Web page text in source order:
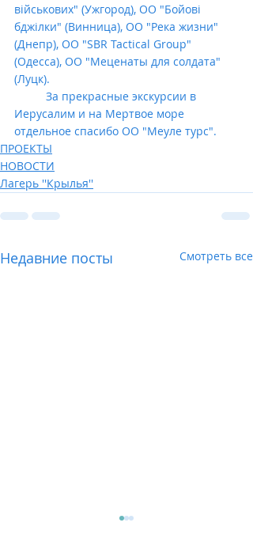
військових" (Ужгород), ОО "Бойові
бджілки" (Винница), ОО "Река жизни"
(Днепр), ОО "SBR Tactical Group"
(Одесса), ОО "Меценаты для солдата"
(Луцк).
Иерусалим и на Мертвое море
отдельное спасибо ОО "Меуле турс".
ПРОЕКТЫ
НОВОСТИ
Лагерь ''Крылья''
Недавние посты Смотреть все